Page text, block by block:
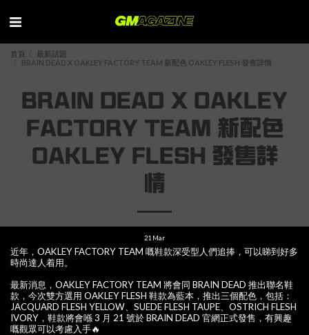
首頁
最新話題
BRAIN DEAD X OAKLEY FACTORY TEAM 新配色 OAKLEY FLESH 發售詳情
BRAIN DEAD X OAKLEY
FACTORY TEAM 新配色
OAKLEY FLESH 發售詳
情
21 Mar
近年，OAKLEY FACTORY TEAM 嘅鞋款深受型人們追捧，可以睇到好多
時尚達人着用。
最新消息，OAKLEY FACTORY TEAM 將會同 BRAIN DEAD 推出聯名鞋
款，今次雙方選用 OAKLEY FLESH 鞋款為藍本，推出三個配色，包括：
JACQUARD FLESH YELLOW、SUEDE FLESH TAUPE、OSTRICH FLESH
IVORY，鞋款將會喺 3 月 21 號於 BRAIN DEAD 官網正式發售，有興趣
嘅觀眾可以考慮入手🔥